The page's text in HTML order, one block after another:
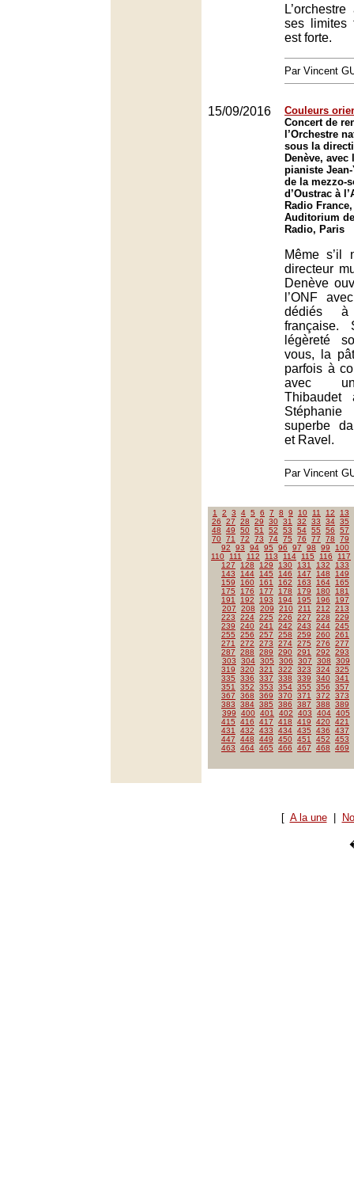
ses limites
est forte.
Par Vincent
15/09/2016
Couleurs
Concert de
l’Orchestre
sous la
Denève,
pianiste
de la mezzo-
d’Oustrac à
Radio
Auditorium
Radio, Paris
Même s’il
directeur
Denève
l’ONF
dédiés
française.
légèreté
vous, la
parfois à
avec
Thibaudet
superbe
et Ravel.
Par Vincent
1 2 3 4 5 6 7 8 9 10 11 12
13
26
27 28 29 30 31 32 33 34 35
48
49 50 51 52 53 54 55 56
57
70 71 72 73 74 75 76 77 78
79
92
93 94 95 96 97 98 99
100
110
111 112 113 114 115 116
117
127
128 129 130 131 132
133
143
144 145 146 147 148
149
159
160 161 162 163 164
165
175
176 177 178 179 180
181
191
192 193 194 195 196
197
207
208 209 210 211 212
213
223
224 225 226 227 228
229
239
240 241 242 243 244 245
255
256 257 258 259 260 261
271
272 273 274 275 276
277
287
288 289 290 291 292
293
303
304 305 306 307 308
309
319
320 321 322 323 324 325
335
336 337 338 339 340 341
351
352 353 354 355 356
357
367
368 369 370 371 372
373
383
384 385 386 387 388
389
399
400 401 402 403 404 405
415
416 417 418 419 420 421
431
432 433 434 435 436
437
447
448 449 450 451 452
453
463
464 465 466 467 468 469
[ A la une|